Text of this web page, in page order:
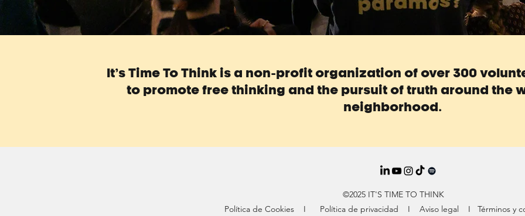
It’s Time To Think is a non-profit organization of over 300
to promote free thinking and the pursuit of truth around the
neighborhood.
©2025 IT'S TIME TO THINK
Política de Cookies
I Política de privacidad I Aviso legal I Términos y